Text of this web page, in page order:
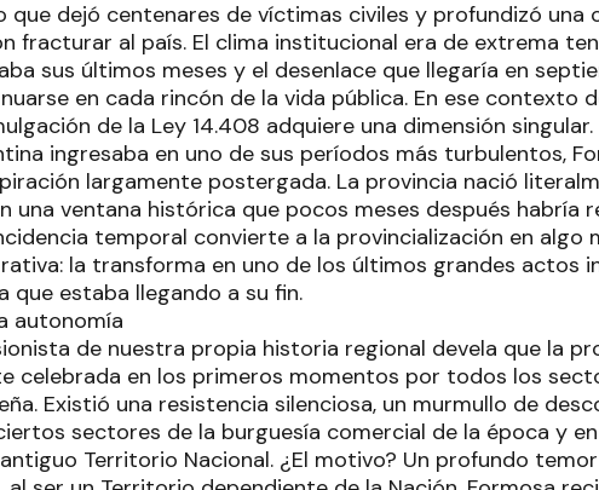
que dejó centenares de víctimas civiles y profundizó una
fracturar al país. El clima institucional era de extrema
sus últimos meses y el desenlace que llegaría en
en cada rincón de la vida pública. En ese contexto
de la Ley 14.408 adquiere una dimensión singular.
ingresaba en uno de sus períodos más turbulentos,
largamente postergada. La provincia nació
una ventana histórica que pocos meses después habría
temporal convierte a la provincialización en algo
la transforma en uno de los últimos grandes actos
que estaba llegando a su fin.
autonomía
de nuestra propia historia regional devela que la
celebrada en los primeros momentos por todos los
Existió una resistencia silenciosa, un murmullo de
sectores de la burguesía comercial de la época y
Territorio Nacional. ¿El motivo? Un profundo